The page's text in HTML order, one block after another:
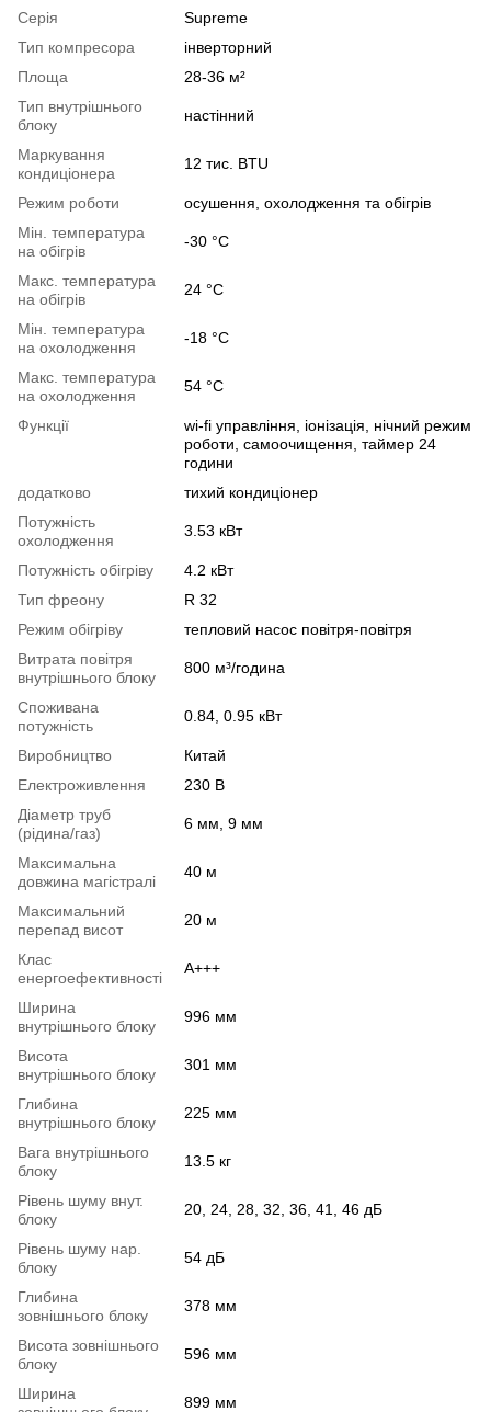
Серія
Supreme
Тип компресора
інверторний
Площа
28-36 м²
Тип внутрішнього
блоку
настінний
Маркування
кондиціонера
12 тис. BTU
Режим роботи
осушення, охолодження та обігрів
Мін. температура
на обігрів
-30 °C
Макс. температура
на обігрів
24 °C
Мін. температура
на охолодження
-18 °C
Макс. температура
на охолодження
54 °C
Функції
wi-fi управління, іонізація, нічний режим
роботи, самоочищення, таймер 24
години
додатково
тихий кондиціонер
Потужність
охолодження
3.53 кВт
Потужність обігріву
4.2 кВт
Тип фреону
R 32
Режим обігріву
тепловий насос повітря-повітря
Витрата повітря
внутрішнього блоку
800 м³/година
Споживана
потужність
0.84, 0.95 кВт
Виробництво
Китай
Електроживлення
230 В
Діаметр труб
(рідина/газ)
6 мм, 9 мм
Максимальна
довжина магістралі
40 м
Максимальний
перепад висот
20 м
Клас
енергоефективності
A+++
Ширина
внутрішнього блоку
996 мм
Висота
внутрішнього блоку
301 мм
Глибина
внутрішнього блоку
225 мм
Вага внутрішнього
блоку
13.5 кг
Рівень шуму внут.
блоку
20, 24, 28, 32, 36, 41, 46 дБ
Рівень шуму нар.
блоку
54 дБ
Глибина
зовнішнього блоку
378 мм
Висота зовнішнього
блоку
596 мм
Ширина
899 мм